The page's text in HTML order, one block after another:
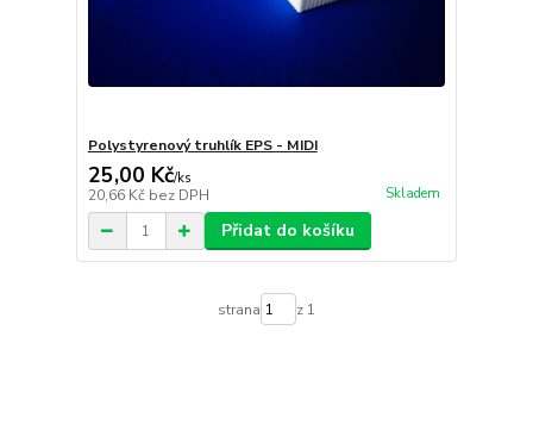
Polystyrenový truhlík EPS - MIDI
25,00 Kč/ks
20,66 Kč bez DPH Skladem
Přidat do košíku
strana z 1